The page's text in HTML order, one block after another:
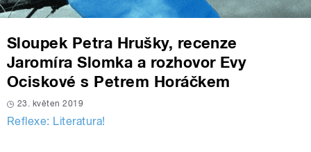
Sloupek Petra Hrušky, recenze
Jaromíra Slomka a rozhovor Evy
Ociskové s Petrem Horáčkem
23. květen 2019
Reflexe: Literatura!